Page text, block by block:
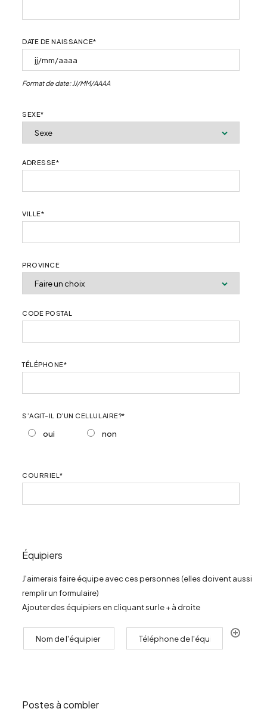
DATE DE NAISSANCE*
Format de date: JJ/MM/AAAA
SEXE*
ADRESSE*
VILLE*
PROVINCE
CODE POSTAL
TÉLÉPHONE*
S’AGIT-IL D’UN CELLULAIRE?*
oui non
COURRIEL*
Équipiers
J'aimerais faire équipe avec ces personnes (elles doivent aussi
remplir un formulaire)
Ajouter des équipiers en cliquant sur le + à droite
Postes à combler